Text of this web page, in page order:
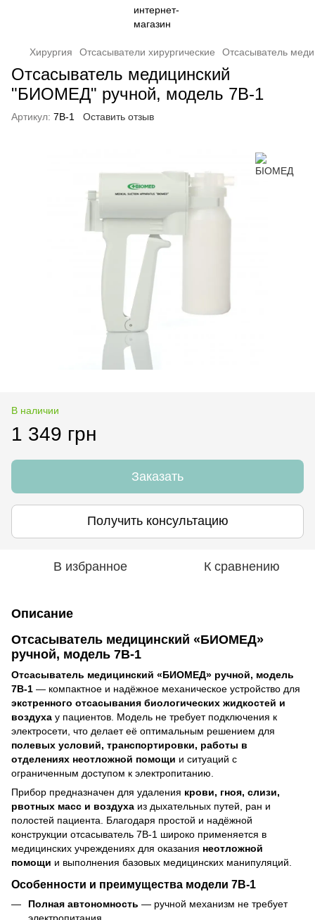
Хирургия Отсасыватели хирургические Отсасыватель
Отсасыватель медицинский
"БИОМЕД" ручной, модель 7В-1
Артикул: 7В-1 Оставить отзыв
В наличии
1 349 грн
Заказать
Получить консультацию
В избранное К сравнению
Описание
Отсасыватель медицинский «БИОМЕД»
ручной, модель 7В-1
Отсасыватель медицинский «БИОМЕД» ручной, модель
7В-1 — компактное и надёжное механическое устройство для
экстренного отсасывания биологических жидкостей и
воздуха у пациентов. Модель не требует подключения к
электросети, что делает её оптимальным решением для
полевых условий, транспортировки, работы в
отделениях неотложной помощи и ситуаций с
ограниченным доступом к электропитанию.
Прибор предназначен для удаления крови, гноя, слизи,
рвотных масс и воздуха из дыхательных путей, ран и
полостей пациента. Благодаря простой и надёжной
конструкции отсасыватель 7В-1 широко применяется в
медицинских учреждениях для оказания неотложной
помощи и выполнения базовых медицинских манипуляций.
Особенности и преимущества модели 7В-1
Полная автономность — ручной механизм не требует
электропитания.